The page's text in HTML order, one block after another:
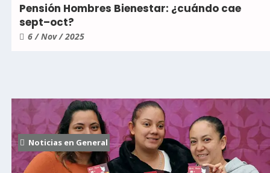
Pensión Hombres Bienestar: ¿cuándo cae
sept–oct?
6 / Nov / 2025
Noticias en General